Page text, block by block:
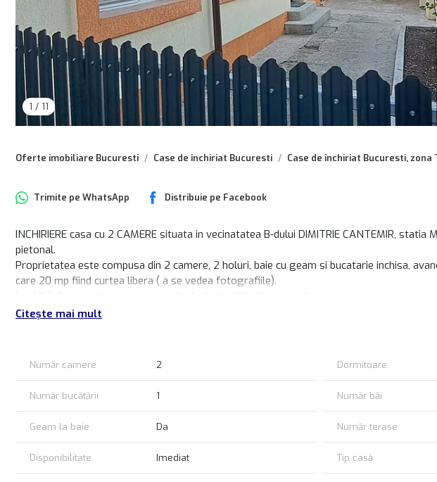
1 / 11
Oferte imobiliare Bucuresti Case de închiriat Bucuresti Case de închiriat Bucuresti,
Trimite pe WhatsApp Distribuie pe Facebook
INCHIRIERE casa cu 2 CAMERE situata in vecinatatea B-dului DIMITRIE CANTEMIR,
pietonal.
Proprietatea este compusa din 2 camere, 2 holuri, baie cu geam si bucatarie inchisa,
care 20 mp fiind curtea libera ( a se vedea fotografiile).
Se poate inchiria nemobilata sau se poate suplimenta cu o parte din mobilierul necesar
# 650 euro
# 1 luna avans + 1 luna garantie
# 50% din costul unei chirii lunare.
Citește mai mult
Număr camere 2 Dormitoare
Număr bucătării 1 Număr băi
Geam la baie Da Număr terase
Disponibilitate Imediat Tip casă